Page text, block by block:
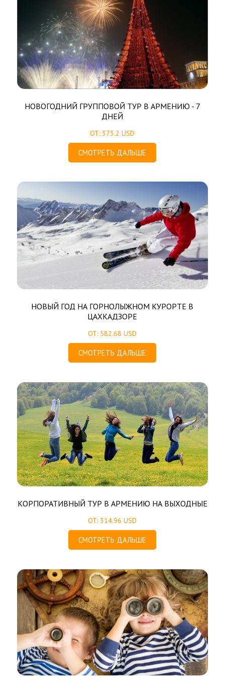
НОВОГОДНИЙ ГРУППОВОЙ ТУР В АРМЕНИЮ - 7
ДНЕЙ
ОТ: 373.2 USD
СМОТРЕТЬ ДАЛЬШЕ
НОВЫЙ ГОД НА ГОРНОЛЫЖНОМ КУРОРТЕ В
ЦАХКАДЗОРЕ
ОТ: 582.68 USD
СМОТРЕТЬ ДАЛЬШЕ
КОРПОРАТИВНЫЙ ТУР В АРМЕНИЮ НА ВЫХОДНЫЕ
ОТ: 314.96 USD
СМОТРЕТЬ ДАЛЬШЕ